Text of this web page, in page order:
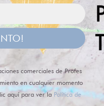
comerciales de Profes
en cualquier momento
aquí para ver la Política de